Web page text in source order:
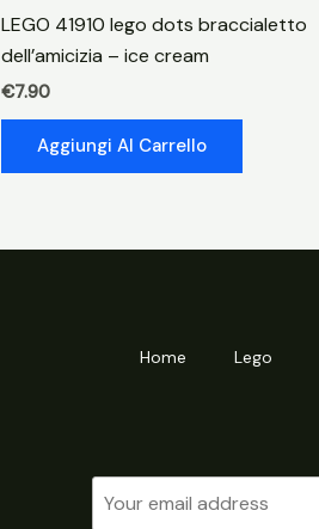
LEGO 41910 lego dots braccialetto
dell’amicizia – ice cream
€7.90
Aggiungi Al Carrello
Home Lego